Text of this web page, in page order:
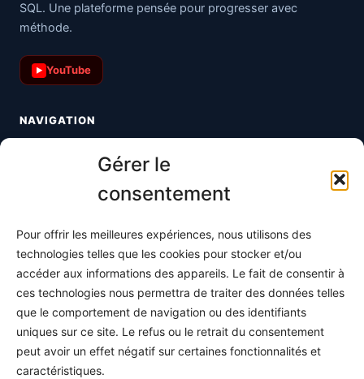
Gérer le
consentement
Pour offrir les meilleures expériences, nous utilisons des
technologies telles que les cookies pour stocker et/ou
accéder aux informations des appareils. Le fait de consentir à
ces technologies nous permettra de traiter des données telles
que le comportement de navigation ou des identifiants
uniques sur ce site. Le refus ou le retrait du consentement
peut avoir un effet négatif sur certaines fonctionnalités et
caractéristiques.
SQL. Une plateforme pensée pour progresser avec
méthode.
▶ YouTube
NAVIGATION
Toutes les maths
S'abonner
À propos
Contact / Support
Mes publications
INFORMATIONS LÉGALES